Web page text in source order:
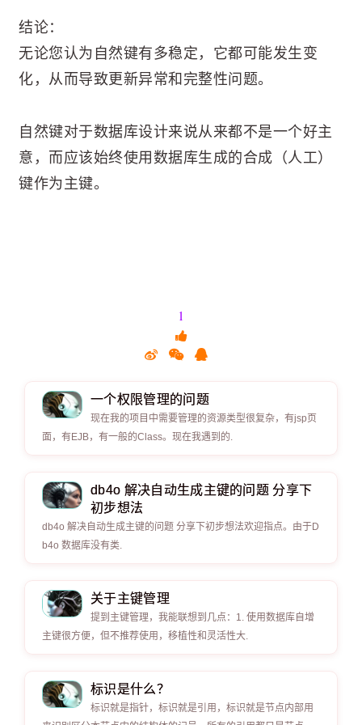
结论：
无论您认为自然键有多稳定，它都可能发生变
化，从而导致更新异常和完整性问题。
自然键对于数据库设计来说从来都不是一个好主
意，而应该始终使用数据库生成的合成（人工）
键作为主键。
1
一个权限管理的问题
现在我的项目中需要管理的资源类型很复杂，有jsp页
面，有EJB，有一般的Class。现在我遇到的.
db4o 解决自动生成主键的问题 分享下
初步想法
db4o 解决自动生成主键的问题 分享下初步想法欢迎指点。由于D
b4o 数据库没有类.
关于主键管理
提到主键管理，我能联想到几点：1. 使用数据库自增
主键很方便，但不推荐使用，移植性和灵活性大.
标识是什么？
标识就是指针，标识就是引用，标识就是节点内部用